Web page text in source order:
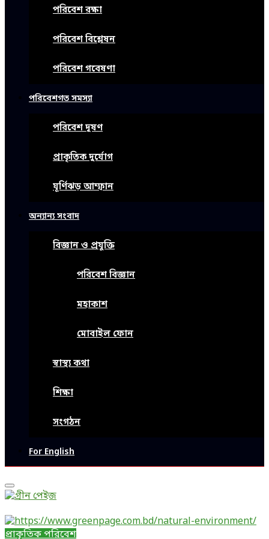
পরিবেশ রক্ষা
পরিবেশ বিশ্লেষন
পরিবেশ গবেষণা
পরিবেশগত সমস্যা
পরিবেশ দূষণ
প্রাকৃতিক দুর্যোগ
ঘূর্ণিঝড় আম্ফান
অন্যান্য সংবাদ
বিজ্ঞান ও প্রযুক্তি
পরিবেশ বিজ্ঞান
মহাকাশ
মোবাইল ফোন
স্বাস্থ্য কথা
শিক্ষা
সংগঠন
For English
Primary
Menu
প্রাকৃতিক পরিবেশ